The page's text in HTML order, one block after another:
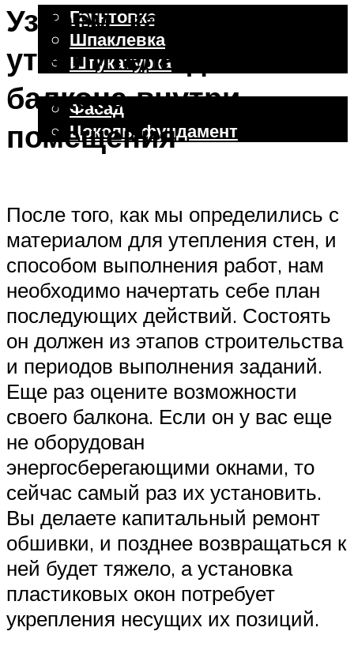
Грунтовка
Шпаклевка
Штукатурка
Фасад
Цоколь, фундамент
Узнаем, как уложить
утеплитель для
балкона внутри
помещения
После того, как мы определились с
материалом для утепления стен, и
способом выполнения работ, нам
необходимо начертать себе план
последующих действий. Состоять
он должен из этапов строительства
и периодов выполнения заданий.
Еще раз оцените возможности
своего балкона. Если он у вас еще
не оборудован
энергосберегающими окнами, то
сейчас самый раз их установить.
Вы делаете капитальный ремонт
обшивки, и позднее возвращаться к
ней будет тяжело, а установка
пластиковых окон потребует
укрепления несущих их позиций.